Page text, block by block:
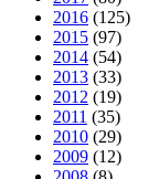
2016 (125)
2015 (97)
2014 (54)
2013 (33)
2012 (19)
2011 (35)
2010 (29)
2009 (12)